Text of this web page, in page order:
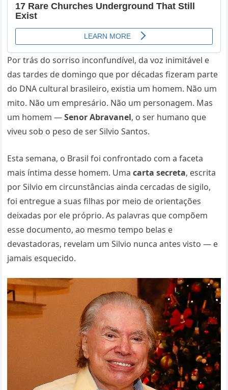
Por trás do sorriso inconfundível, da voz inimitável e
das tardes de domingo que por décadas fizeram parte
do DNA cultural brasileiro, existia um homem. Não um
mito. Não um empresário. Não um personagem. Mas
um homem —Senor Abravanel, o ser humano que
viveu sob o peso de ser Silvio Santos.
Esta semana, o Brasil foi confrontado com a faceta
mais íntima desse homem. Umacarta secreta, escrita
por Silvio em circunstâncias ainda cercadas de sigilo,
foi entregue a suas filhas por meio de orientações
deixadas por ele próprio. As palavras que compõem
esse documento, ao mesmo tempo belas e
devastadoras, revelam um Silvio nunca antes visto — e
jamais esquecido.